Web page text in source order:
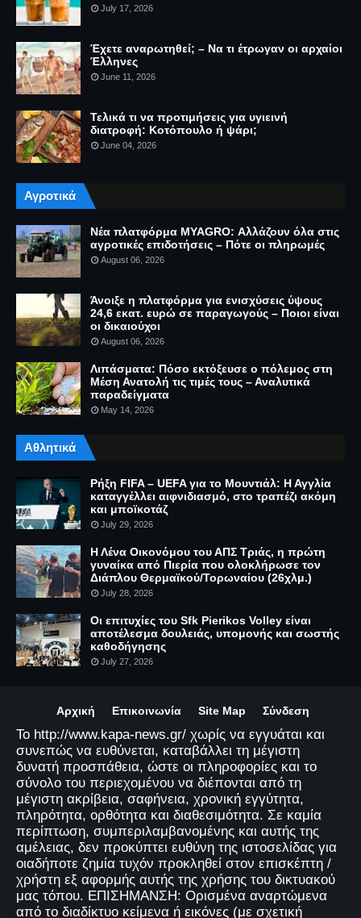
July 17, 2026
Έχετε αναρωτηθεί; – Να τι έτρωγαν οι αρχαίοι
Έλληνες
June 11, 2026
Τελικά τι να προτιμήσεις για υγιεινή
διατροφή: Κοτόπουλο ή ψάρι;
June 04, 2026
Αγροτικά
Νέα πλατφόρμα MYAGRO: Αλλάζουν όλα στις
αγροτικές επιδοτήσεις – Πότε οι πληρωμές
August 06, 2026
Άνοιξε η πλατφόρμα για ενισχύσεις ύψους
24,6 εκατ. ευρώ σε παραγωγούς – Ποιοι είναι
οι δικαιούχοι
August 06, 2026
Λιπάσματα: Πόσο εκτόξευσε ο πόλεμος στη
Μέση Ανατολή τις τιμές τους – Αναλυτικά
παραδείγματα
May 14, 2026
Αθλητικά
Ρήξη FIFA – UEFA για το Μουντιάλ: Η Αγγλία
καταγγέλλει αιφνιδιασμό, στο τραπέζι ακόμη
και μποϊκοτάζ
July 29, 2026
Η Λένα Οικονόμου του ΑΠΣ Τριάς, η πρώτη
γυναίκα από Πιερία που ολοκλήρωσε τον
Διάπλου Θερμαϊκού/Τορωναίου (26χλμ.)
July 28, 2026
Οι επιτυχίες του Sfk Pierikos Volley είναι
αποτέλεσμα δουλειάς, υπομονής και σωστής
καθοδήγησης
July 27, 2026
Αρχική Επικοινωνία Site Map Σύνδεση
Το http://www.kapa-news.gr/ χωρίς να εγγυάται και
συνεπώς να ευθύνεται, καταβάλλει τη μέγιστη
δυνατή προσπάθεια, ώστε οι πληροφορίες και το
σύνολο του περιεχομένου να διέπονται από τη
μέγιστη ακρίβεια, σαφήνεια, χρονική εγγύτητα,
πληρότητα, ορθότητα και διαθεσιμότητα. Σε καμία
περίπτωση, συμπεριλαμβανομένης και αυτής της
αμέλειας, δεν προκύπτει ευθύνη της ιστοσελίδας για
οιαδήποτε ζημία τυχόν προκληθεί στον επισκέπτη /
χρήστη εξ αφορμής αυτής της χρήσης του δικτυακού
μας τόπου. ΕΠΙΣΗΜΑΝΣΗ: Ορισμένα αναρτώμενα
από το διαδίκτυο κείμενα ή εικόνες (με σχετική